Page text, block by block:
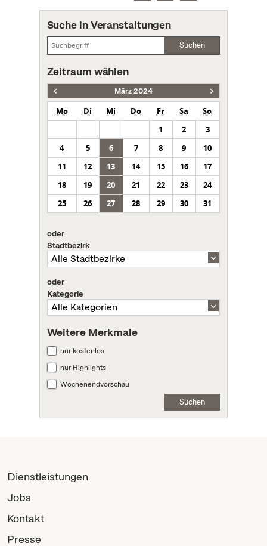
Suche in Veranstaltungen
Suchen
Zeitraum wählen
März 2024
Mo Di Mi Do Fr Sa
So
1
2
3
4
5 6 7 8 9
10
11
12 13 14 15 16
17
18
19 20 21 22 23
24
25
26 27 28 29 30 31
oder
Stadtbezirk
oder
Kategorie
Weitere Merkmale
nur kostenlos
nur Highlights
Wochenendvorschau
Suchen
Dienstleistungen
Jobs
Kontakt
Presse